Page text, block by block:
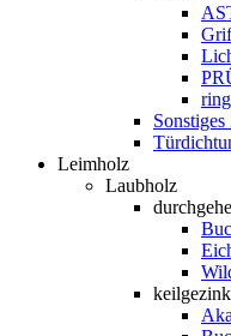
Leimholz
Laubholz